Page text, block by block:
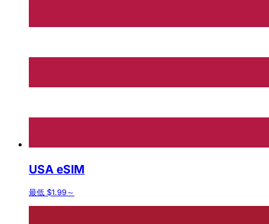
USA eSIM
最低 $1.99～